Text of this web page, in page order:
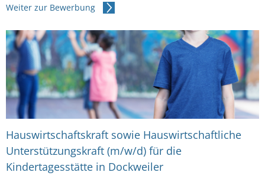
Weiter zur Bewerbung
Hauswirtschaftskraft sowie Hauswirtschaftliche
Unterstützungskraft (m/w/d) für die
Kindertagesstätte in Dockweiler